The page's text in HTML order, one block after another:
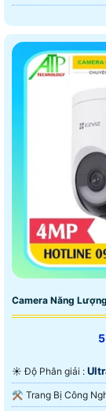
Camera Năng
☀️ Độ Phân giải :